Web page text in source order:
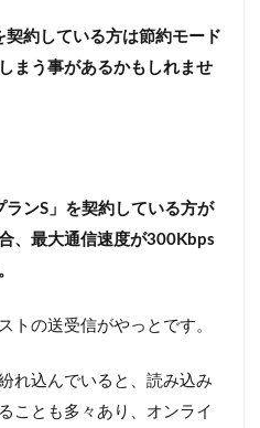
契約している方は節約モード
まう事があるかもしれませ
ンS」を契約している方が
、最大通信速度が300Kbps
トの送受信がやっとです。
れ込んでいると、読み込み
ことも多々あり、オンライ